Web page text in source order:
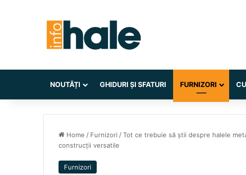
NOUTĂȚI GHIDURI ȘI SFATURI FURNIZORI
Home / Furnizori /Tot ce trebuie să știi despre halele
construcții versatile
Furnizori